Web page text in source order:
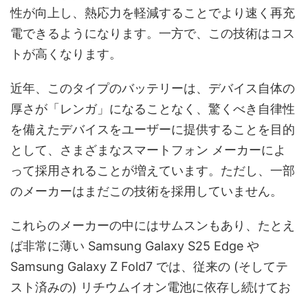
性が向上し、熱応力を軽減することでより速く再充
電できるようになります。一方で、この技術はコス
トが高くなります。
近年、このタイプのバッテリーは、デバイス自体の
厚さが「レンガ」になることなく、驚くべき自律性
を備えたデバイスをユーザーに提供することを目的
として、さまざまなスマートフォン メーカーによ
って採用されることが増えています。ただし、一部
のメーカーはまだこの技術を採用していません。
これらのメーカーの中にはサムスンもあり、たとえ
ば非常に薄い Samsung Galaxy S25 Edge や
Samsung Galaxy Z Fold7 では、従来の (そしてテ
スト済みの) リチウムイオン電池に依存し続けてお